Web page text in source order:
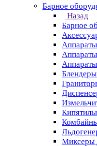
Барное
Назад
Барное
Аппараты
Миксеры